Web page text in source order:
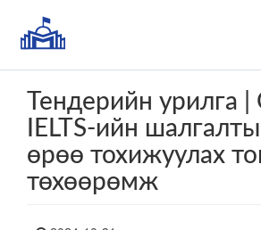
Тендерийн урилга
IELTS-ийн
өрөө тохижуулах
төхөөрөмж